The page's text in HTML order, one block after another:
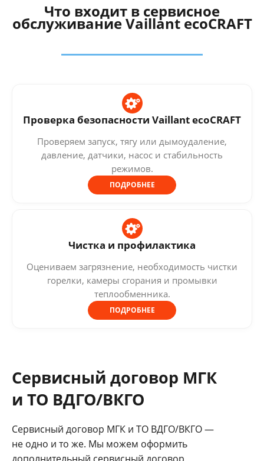
Что входит в сервисное
обслуживание Vaillant ecoCRAFT
Проверка безопасности Vaillant ecoCRAFT
Проверяем запуск, тягу или дымоудаление,
давление, датчики, насос и стабильность
режимов.
ПОДРОБНЕЕ
Чистка и профилактика
Оцениваем загрязнение, необходимость чистки
горелки, камеры сгорания и промывки
теплообменника.
ПОДРОБНЕЕ
Сервисный договор МГК
и ТО ВДГО/ВКГО
Сервисный договор МГК и ТО ВДГО/ВКГО —
не одно и то же. Мы можем оформить
дополнительный сервисный договор